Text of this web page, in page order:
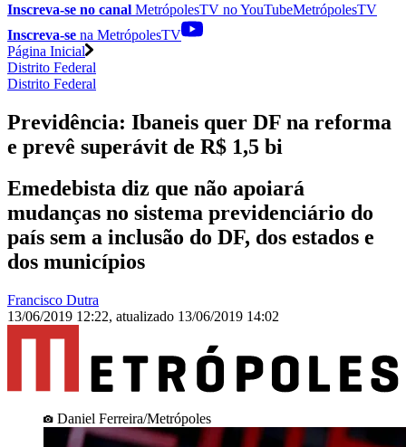
Inscreva-se no canal MetrópolesTV noYouTubeMetrópolesTV
Inscreva-se na MetrópolesTV
Página Inicial
Distrito Federal
Distrito Federal
Previdência: Ibaneis quer DF na reforma
e prevê superávit de R$ 1,5 bi
Emedebista diz que não apoiará
mudanças no sistema previdenciário do
país sem a inclusão do DF, dos estados e
dos municípios
Francisco Dutra
13/06/2019 12:22, atualizado 13/06/2019 14:02
Daniel Ferreira/Metrópoles